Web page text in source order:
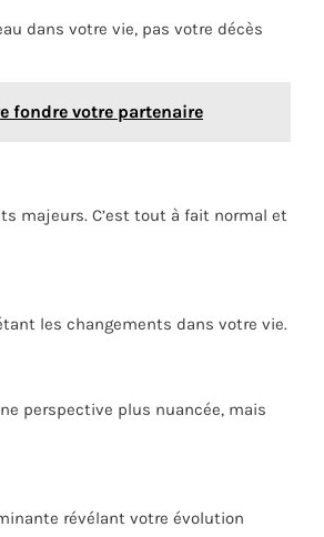
dans votre vie, pas votre décès
fondre votre partenaire
majeurs. C’est tout à fait normal et
les changements dans votre vie.
perspective plus nuancée, mais
révélant votre évolution